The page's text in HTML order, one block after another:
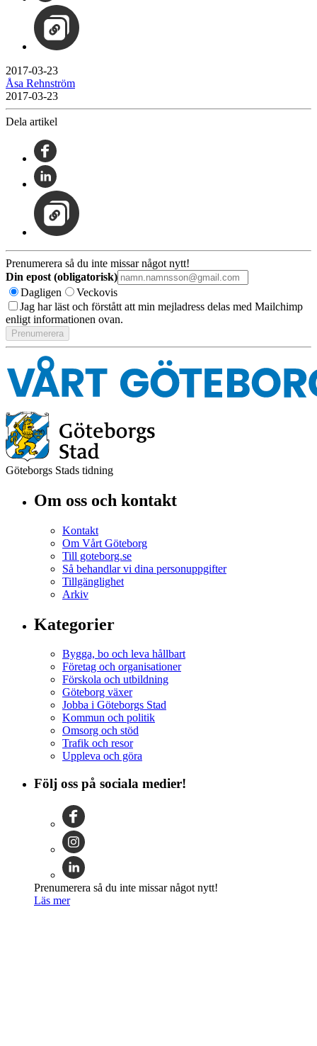
2017-03-23
Åsa Rehnström
2017-03-23
Dela artikel
Prenumerera så du inte missar något nytt!
Din epost (obligatorisk)
Dagligen
Veckovis
Jag har läst och förstått att min mejladress delas med Mailchimp
enligt informationen ovan.
Göteborgs Stads tidning
Om oss och kontakt
Kontakt
Om Vårt Göteborg
Till goteborg.se
Så behandlar vi dina personuppgifter
Tillgänglighet
Arkiv
Kategorier
Bygga, bo och leva hållbart
Företag och organisationer
Förskola och utbildning
Göteborg växer
Jobba i Göteborgs Stad
Kommun och politik
Omsorg och stöd
Trafik och resor
Uppleva och göra
Följ oss på sociala medier!
Prenumerera så du inte missar något nytt!
Läs mer